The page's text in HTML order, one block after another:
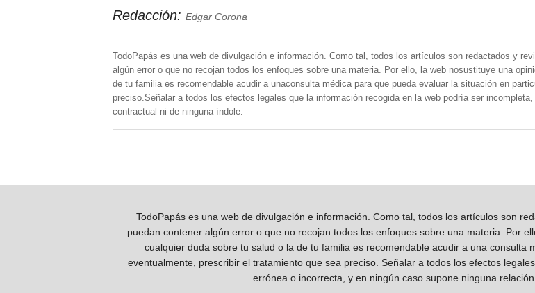
Redacción: Edgar Corona
TodoPapás es una web de divulgación e información. Como tal, todos los artículos son redactados y
algún error o que no recojan todos los enfoques sobre una materia. Por ello, la web nosustituye una
de tu familia es recomendable acudir a unaconsulta médica para que pueda evaluar la situación en
preciso.Señalar a todos los efectos legales que la información recogida en la web podría ser
contractual ni de ninguna índole.
TodoPapás es una web de divulgación e información. Como tal, todos los artículos son
puedan contener algún error o que no recojan todos los enfoques sobre una materia. Por
cualquier duda sobre tu salud o la de tu familia es recomendable acudir a una consulta
eventualmente, prescribir el tratamiento que sea preciso. Señalar a todos los efectos
errónea o incorrecta, y en ningún caso supone ninguna